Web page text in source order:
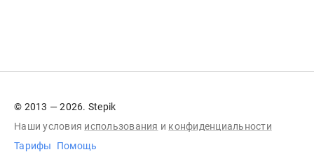
© 2013 — 2026. Stepik
Наши условия использования и конфиденциальности
Тарифы
Помощь